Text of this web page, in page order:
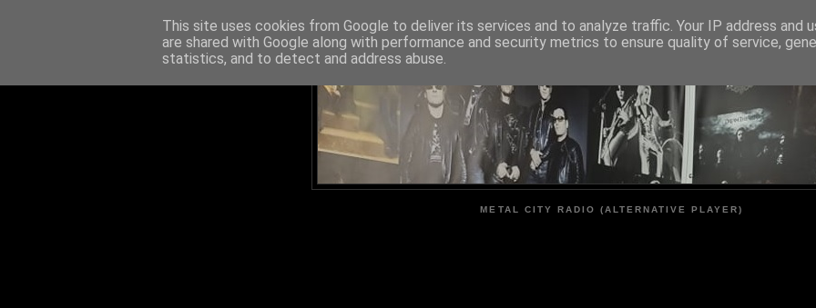
METAL CITY
METAL CITY RADIO (ALTERNATIVE PLAYER)
This site uses cookies from Google to deliver its services and to analyze traffic. Your IP address and
are shared with Google along with performance and security metrics to ensure quality of service,
statistics, and to detect and address abuse.